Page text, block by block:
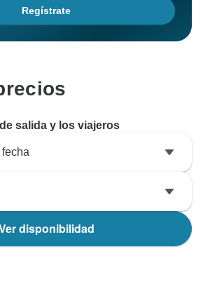
Regístrate
salida y los viajeros
disponibilidad